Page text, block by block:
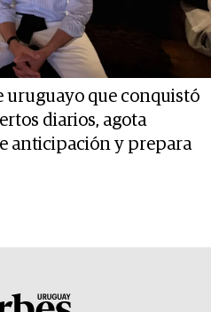
uruguayo que conquistó
diarios, agota
anticipación y prepara